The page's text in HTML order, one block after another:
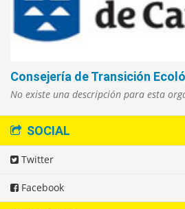
Consejería de Transición
No existe una descripción para esta
SOCIAL
Twitter
Facebook